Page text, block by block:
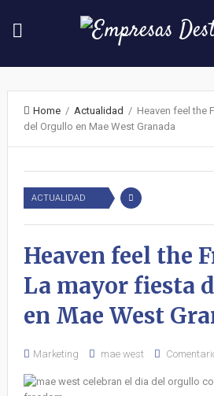
Home/ Actualidad / Heaven feel the
del Orgullo en Mae West Granada
ACTUALIDAD
Heaven feel the
La mayor fiesta
en Mae West
Marketing mae west